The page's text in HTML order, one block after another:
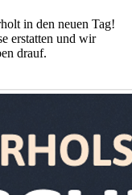
in den neuen Tag!
erstatten und wir
drauf.